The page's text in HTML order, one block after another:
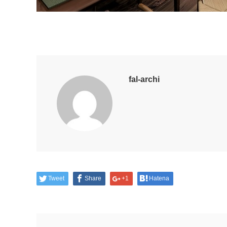
fal-archi
Tweet Share +1 Hatena